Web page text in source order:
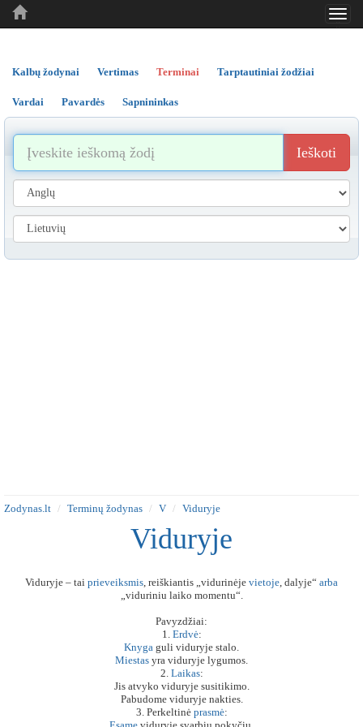
..
..
Kalbų žodynai Vertimas Terminai Tarptautiniai žodžiai
Vardai Pavardės Sapnininkas
Ieškoti
Zodynas.lt Terminų žodynas V Viduryje
Viduryje
Viduryje – tai prieveiksmis, reiškiantis „vidurinėje vietoje, dalyje“ arba
„viduriniu laiko momentu“.
Pavyzdžiai:
1. Erdvė:
Knyga guli viduryje stalo.
Miestas yra viduryje lygumos.
2. Laikas:
Jis atvyko viduryje susitikimo.
Pabudome viduryje nakties.
3. Perkeltinė prasmė: